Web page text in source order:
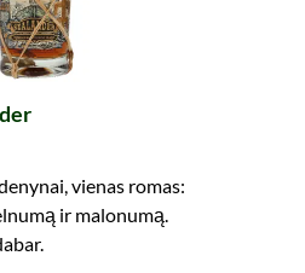
vienas romas:
ir malonumą.